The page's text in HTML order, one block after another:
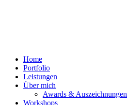
Home
Portfolio
Leistungen
Über mich
Awards & Auszeichnungen
Workshops